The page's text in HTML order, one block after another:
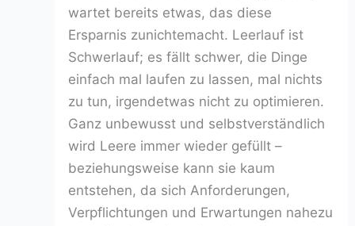
wartet bereits etwas, das diese
Ersparnis zunichtemacht. Leerlauf ist
Schwerlauf; es fällt schwer, die Dinge
einfach mal laufen zu lassen, mal nichts
zu tun, irgendetwas nicht zu optimieren.
Ganz unbewusst und selbstverständlich
wird Leere immer wieder gefüllt –
beziehungsweise kann sie kaum
entstehen, da sich Anforderungen,
Verpflichtungen und Erwartungen nahezu